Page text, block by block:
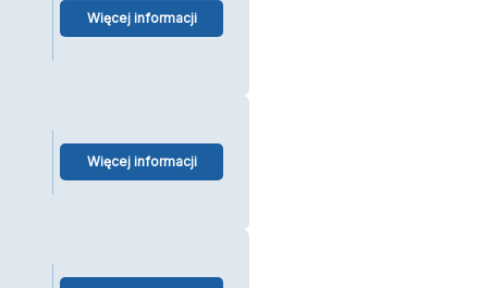
Więcej informacji
Więcej informacji